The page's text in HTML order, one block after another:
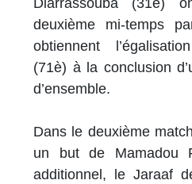
Diarrassouba (31è)
deuxième mi-temps
obtiennent
(71è) à la conclusion
d’ensemble.
Dans le deuxième
un but de Mamadou
additionnel, le Jaraaf